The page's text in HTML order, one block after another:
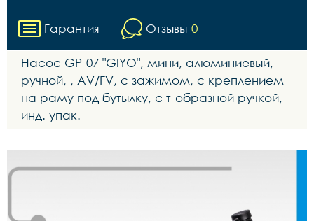
Гарантия Отзывы 0
Насос GР-07 "GIYO", мини, алюминиевый,
ручной, , AV/FV, с зажимом, с креплением
на раму под бутылку, с т-образной ручкой,
инд. упак.